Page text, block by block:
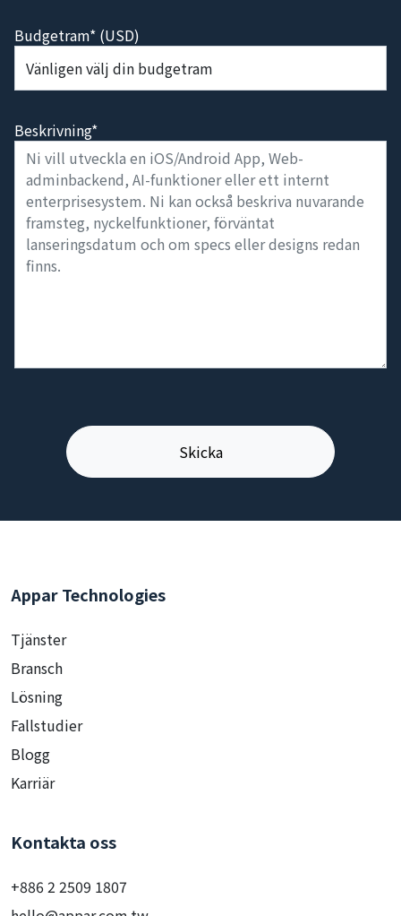
Budgetram* (USD)
Beskrivning*
Appar Technologies
Tjänster
Bransch
Lösning
Fallstudier
Blogg
Karriär
Kontakta oss
+886 2 2509 1807